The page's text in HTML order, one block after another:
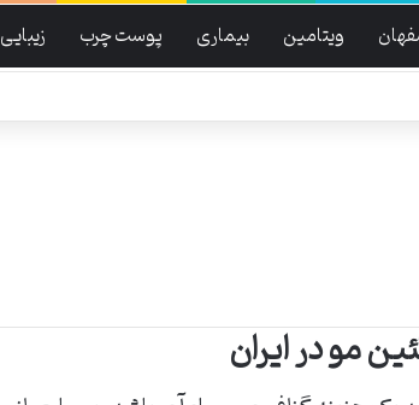
ویتامین بیماری پوست چرب زیبایی
مو در ایران